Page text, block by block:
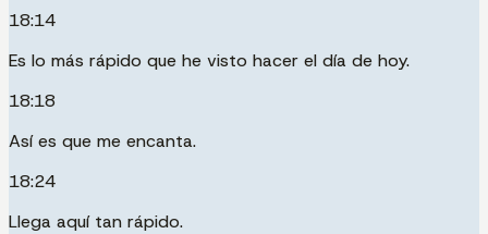
18:14
Es lo más rápido que he visto hacer el día de hoy.
18:18
Así es que me encanta.
18:24
Llega aquí tan rápido.